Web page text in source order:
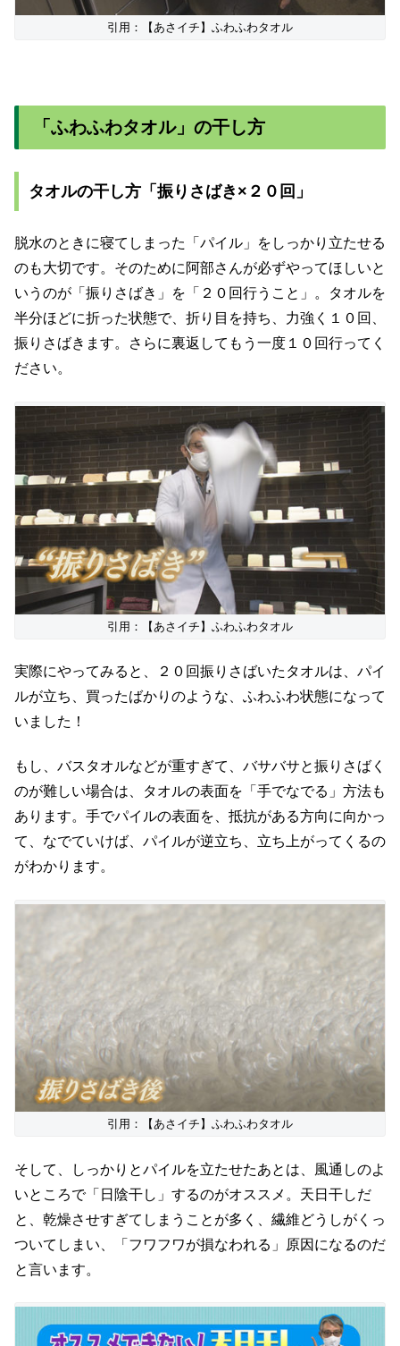
引用：【あさイチ】ふわふわタオル
「ふわふわタオル」の干し方
タオルの干し方「振りさばき×２０回」
脱水のときに寝てしまった「パイル」をしっかり立たせる
のも大切です。そのために阿部さんが必ずやってほしいと
いうのが「振りさばき」を「２０回行うこと」。タオルを
半分ほどに折った状態で、折り目を持ち、力強く１０回、
振りさばきます。さらに裏返してもう一度１０回行ってく
ださい。
引用：【あさイチ】ふわふわタオル
実際にやってみると、２０回振りさばいたタオルは、パイ
ルが立ち、買ったばかりのような、ふわふわ状態になって
いました！
もし、バスタオルなどが重すぎて、バサバサと振りさばく
のが難しい場合は、タオルの表面を「手でなでる」方法も
あります。手でパイルの表面を、抵抗がある方向に向かっ
て、なでていけば、パイルが逆立ち、立ち上がってくるの
がわかります。
引用：【あさイチ】ふわふわタオル
そして、しっかりとパイルを立たせたあとは、風通しのよ
いところで「日陰干し」するのがオススメ。天日干しだ
と、乾燥させすぎてしまうことが多く、繊維どうしがくっ
ついてしまい、「フワフワが損なわれる」原因になるのだ
と言います。